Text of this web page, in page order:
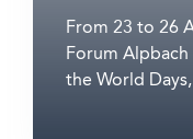
From 23 to 26
Forum
the World